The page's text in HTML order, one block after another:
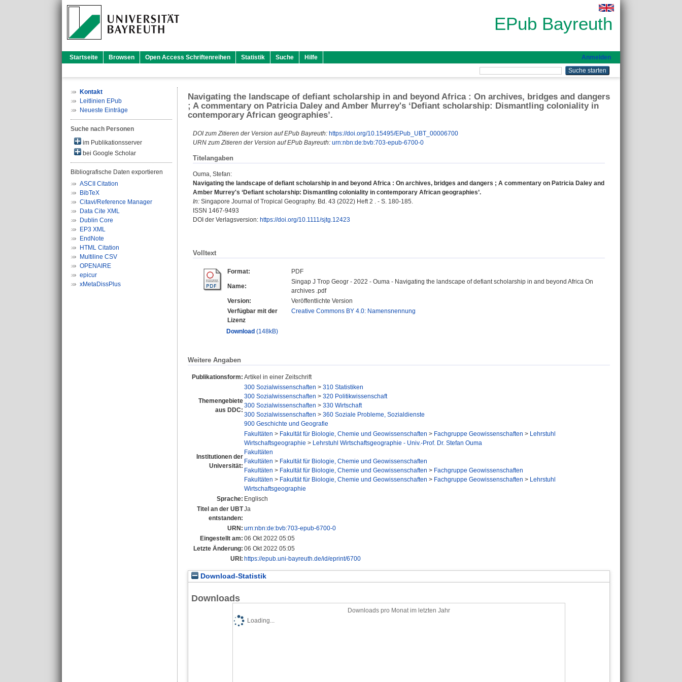
EPub Bayreuth
Startseite Browsen Open Access Schriftenreihen Statistik Suche Hilfe Anmelden
Kontakt
Leitlinien EPub
Neueste Einträge
Suche nach Personen
im Publikationsserver
bei Google Scholar
Bibliografische Daten exportieren
ASCII Citation
BibTeX
Citavi/Reference Manager
Data Cite XML
Dublin Core
EP3 XML
EndNote
HTML Citation
Multiline CSV
OPENAIRE
epicur
xMetaDissPlus
Navigating the landscape of defiant scholarship in and beyond Africa : On archives, bridges and dangers
; A commentary on Patricia Daley and Amber Murrey's ‘Defiant scholarship: Dismantling coloniality in
contemporary African geographies’.
DOI zum Zitieren der Version auf EPub Bayreuth: https://doi.org/10.15495/EPub_UBT_00006700
URN zum Zitieren der Version auf EPub Bayreuth: urn:nbn:de:bvb:703-epub-6700-0
Titelangaben
Ouma, Stefan:
Navigating the landscape of defiant scholarship in and beyond Africa : On archives, bridges and dangers ; A commentary on Patricia Daley and
Amber Murrey's ‘Defiant scholarship: Dismantling coloniality in contemporary African geographies’.
In: Singapore Journal of Tropical Geography. Bd. 43 (2022) Heft 2 . - S. 180-185.
ISSN 1467-9493
DOI der Verlagsversion: https://doi.org/10.1111/sjtg.12423
Volltext
Format: PDF
Name:
Singap J Trop Geogr - 2022 - Ouma - Navigating the landscape of defiant scholarship in and beyond Africa On
archives .pdf
Version:
Veröffentlichte Version
Verfügbar mit der
Lizenz
Creative Commons BY 4.0: Namensnennung
Download (148kB)
Weitere Angaben
Publikationsform: Artikel in einer Zeitschrift
Themengebiete
aus DDC:
300 Sozialwissenschaften > 310 Statistiken
300 Sozialwissenschaften > 320 Politikwissenschaft
300 Sozialwissenschaften > 330 Wirtschaft
300 Sozialwissenschaften > 360 Soziale Probleme, Sozialdienste
900 Geschichte und Geografie
Institutionen der
Universität:
Fakultäten > Fakultät für Biologie, Chemie und Geowissenschaften > Fachgruppe Geowissenschaften > Lehrstuhl
Wirtschaftsgeographie > Lehrstuhl Wirtschaftsgeographie - Univ.-Prof. Dr. Stefan Ouma
Fakultäten
Fakultäten > Fakultät für Biologie, Chemie und Geowissenschaften
Fakultäten > Fakultät für Biologie, Chemie und Geowissenschaften > Fachgruppe Geowissenschaften
Fakultäten > Fakultät für Biologie, Chemie und Geowissenschaften > Fachgruppe Geowissenschaften > Lehrstuhl
Wirtschaftsgeographie
Sprache: Englisch
Titel an der UBT
entstanden:
Ja
URN: urn:nbn:de:bvb:703-epub-6700-0
Eingestellt am: 06 Okt 2022 05:05
Letzte Änderung: 06 Okt 2022 05:05
URI: https://epub.uni-bayreuth.de/id/eprint/6700
Download-Statistik
Downloads
Downloads pro Monat im letzten Jahr
Loading...